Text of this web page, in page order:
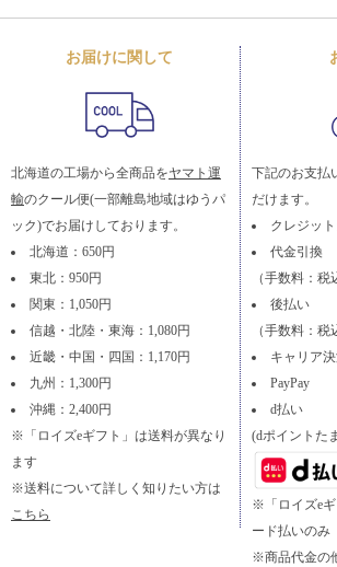
お届けに関して
北海道の工場から全商品をヤマト運
輸のクール便(一部離島地域はゆうパ
ック)でお届けしております。
北海道：650円
東北：950円
関東：1,050円
信越・北陸・東海：1,080円
近畿・中国・四国：1,170円
九州：1,300円
沖縄：2,400円
※「ロイズeギフト」は送料が異なり
ます
※送料について詳しく知りたい方は
こちら
下記のお支払
だけます。
クレジッ
代金引換
（手数料：税
後払い
（手数料：税
キャリア
PayPay
d払い
(dポイントた
※「ロイズe
ード払いのみ
※商品代金の